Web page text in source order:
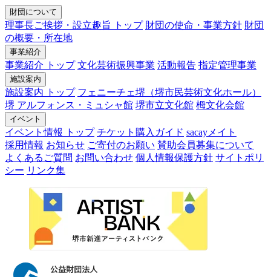
財団について
理事長ご挨拶・設立趣旨 トップ 財団の使命・事業方針 財団
の概要・所在地
事業紹介
事業紹介 トップ 文化芸術振興事業 活動報告 指定管理事業
施設案内
施設案内 トップ フェニーチェ堺（堺市民芸術文化ホール）
堺 アルフォンス・ミュシャ館 堺市立文化館 栂文化会館
イベント
イベント情報 トップ チケット購入ガイド sacayメイト
採用情報 お知らせ ご寄付のお願い 賛助会員募集について
よくあるご質問 お問い合わせ 個人情報保護方針 サイトポリ
シー リンク集